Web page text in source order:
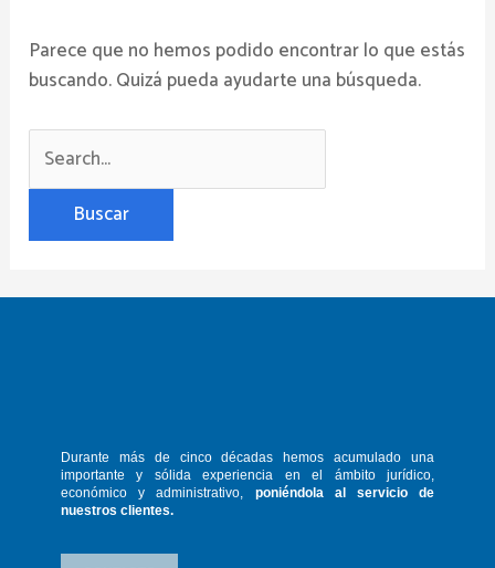
Parece que no hemos podido encontrar lo que estás
buscando. Quizá pueda ayudarte una búsqueda.
Durante más de cinco décadas hemosacumulado una
importante y sólidaexperiencia en el ámbito jurídico,
económico y administrativo, poniéndola al servicio de
nuestros clientes.